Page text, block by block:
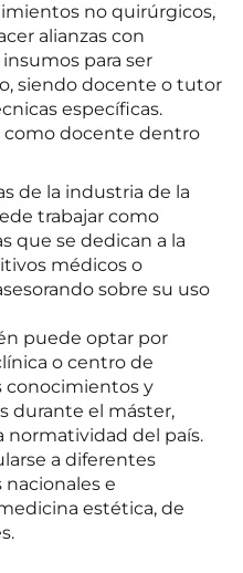
no quirúrgicos,
alianzas con
para ser
siendo docente o tutor
específicas.
como docente dentro
de la industria de la
trabajar como
que se dedican a la
médicos o
sobre su uso
puede optar por
o centro de
conocimientos y
durante el máster,
del país.
a diferentes
e
estética, de